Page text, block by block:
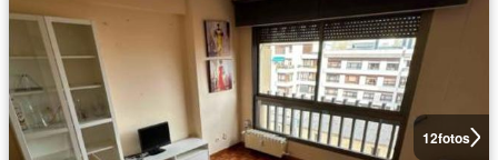
12fotos